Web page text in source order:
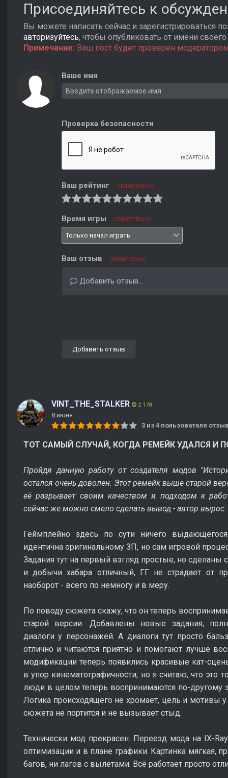
Присоединяйтесь к
Вы можете написать сейчас и зарегистрироваться
авторизуйтесь, чтобы опубликовать от имени своего
Примечание: Ваш пост будет проверен
Ваше имя
Проверка безопасности
Ваш рейтинг ОБЯЗАТЕЛЬНО
Время игры ОБЯЗАТЕЛЬНО
Ваш отзыв ОБЯЗАТЕЛЬНО
Добавить отзыв...
Добавить отзыв
VINT_THE_STALKER 2 178
8 июня
3 из 4 пользователя
ТОТ САМЫЙ СЛУЧАЙ, КОГДА РЕМЕЙК УДАЛСЯ И
Пройдя данную работу от создателя модов
остался очень доволен. Этот ремейк выше старой
её разрывает своим качеством и подходом к
сейчас же можно смело сделать вывод - автор вырос.
Геймплейно здесь по сути ничего
идентична оригинальному ЗП, но сам игровой
Задания тут на первый взгляд простые, но сделаны
и добычи хабара отличный, ГГ не страдает от
наоборот - всего по немногу и в меру.
По поводу сюжета скажу, что он теперь
старой версии. Добавлены новые задания,
диалоги у персонажей. А диалоги тут просто
отлично и читаются приятно и помогают лучше
модификации теперь появились красивые кат-
в упор кинематографичности, но я считаю, что
люди в целом теперь воспринимаются по-другому
Логика происходящего не хромает, цель и мотивы
сюжета не портится и не вызывает стыд.
Технически мод прекрасен. Переезд мода на IX-
оптимизации и в плане графики. Картинка мягкая,
багов, ни лагов с вылетами. Всё работает просто